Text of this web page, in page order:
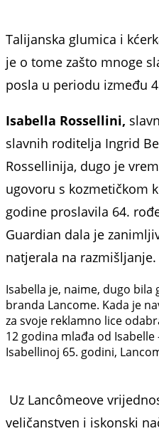
Talijanska glumica i
je o tome zašto mnoge
posla u periodu između
Isabella Rossellini,
slavnih roditelja Ingrid
Rossellinija, dugo je
ugovoru s kozmetičkom
godine proslavila 64.
Guardian dala je
natjerala na razmišljanje.
Isabella je, naime, dugo
branda Lancome. Kada je
za svoje reklamno lice
12 godina mlađa od Isabelle
Isabellinoj 65. godini,
Uz Lancômeove
veličanstven i iskonski